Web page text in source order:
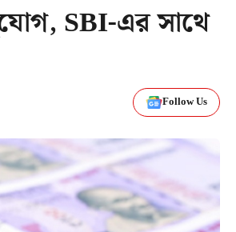
SBI-এর সাথে
Follow Us